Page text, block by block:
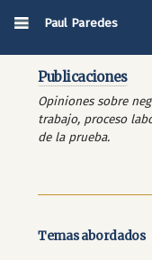
Paul Paredes
Publicaciones
Opiniones sobre
trabajo, proceso
de la prueba.
Temas abordados